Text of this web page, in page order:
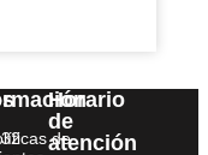
de
Horario
de
atención